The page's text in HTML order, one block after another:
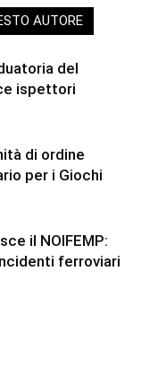
AUTORE
del
ispettori
di ordine
per i Giochi
il NOIFEMP:
ferroviari